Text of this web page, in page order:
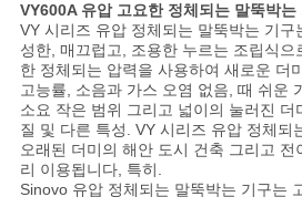
락
주
세
요
VY600A 유압 고요한 정체되는 말뚝박는
VY 시리즈 유압 정체되는 말뚝박는 기구
성한, 매끄럽고, 조용한 누르는 조립식으
한 정체되는 압력을 사용하여 새로운 더
고능률, 소음과 가스 오염 없음, 때 쉬운
소요 작은 범위 그리고 넓이의 눌러진 더
질 및 다른 특성. VY 시리즈 유압 정체되
오래된 더미의 해안 도시 건축 그리고 전
리 이용됩니다, 특히.
Sinovo 유압 정체되는 말뚝박는 기구는